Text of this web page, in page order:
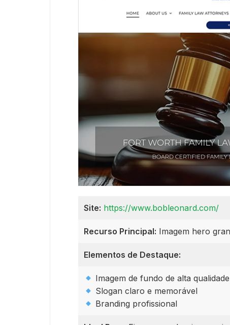
Site: https://www.bobleonard.com/
Recurso Principal: Imagem hero
Elementos de Destaque:
Imagem de fundo de alta qualidade
Slogan claro e memorável
Branding profissional